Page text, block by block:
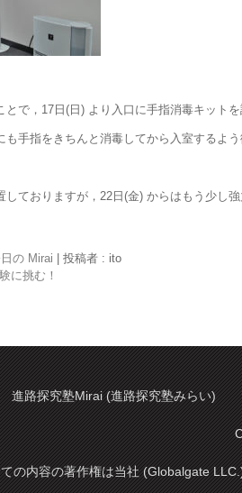
で，17日(日) より入口に手指消毒キットを
手指をきちんと消毒してから入室するよう
ておりますが，22日(金) からはもう少し
の Mirai
投稿者 : ito
に挑む！
進路探究塾Mirai (進路探究塾みらい)
の内容の著作権は当社 (Globalgate